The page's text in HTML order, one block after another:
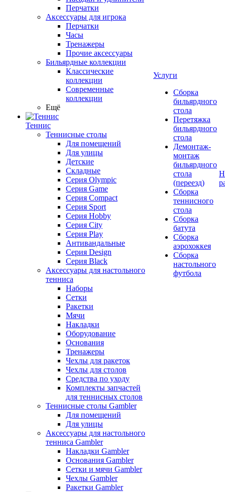
Перчатки
Аксессуары для игрока
Перчатки
Часы
Тренажеры
Прочие аксессуары
Бильярдные коллекции
Классические
коллекции
Современные
коллекции
Ещё
Теннис
Теннисные столы
Для помещений
Для улицы
Детские
Складные
Серия Olympic
Серия Game
Серия Compact
Серия Sport
Серия Hobby
Серия City
Серия Play
Антивандальные
Серия Design
Серия Black
Аксессуары для настольного
тенниса
Наборы
Сетки
Ракетки
Мячи
Накладки
Оборудование
Основания
Тренажеры
Чехлы для ракеток
Чехлы для столов
Средства по уходу
Комплекты запчастей
для теннисных столов
Теннисные столы Gambler
Для помещений
Для улицы
Аксессуары для настольного
тенниса Gambler
Накладки Gambler
Основания Gambler
Сетки и мячи Gambler
Чехлы Gambler
Ракетки Gambler
Услуги
Сборка
бильярдного
стола
Перетяжка
бильярдного
стола
Демонтаж-
монтаж
бильярдного
стола
(переезд)
Сборка
теннисного
стола
Сборка
батута
Сборка
аэрохоккея
Сборка
настольного
футбола